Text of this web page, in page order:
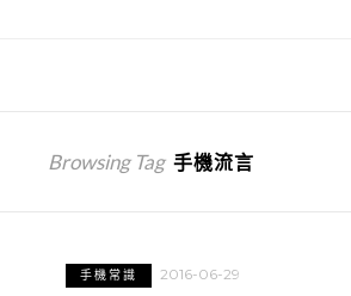
Browsing Tag 手機流言
手機常識 2016-06-29